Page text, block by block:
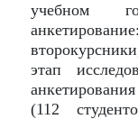
учебном
этап
(112